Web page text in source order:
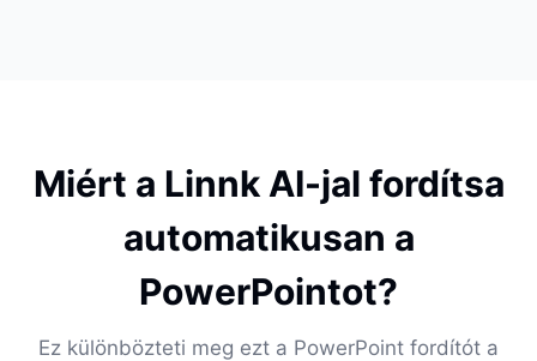
Miért a Linnk AI-jal fordítsa
automatikusan a
PowerPointot?
Ez különbözteti meg ezt a PowerPoint fordítót a